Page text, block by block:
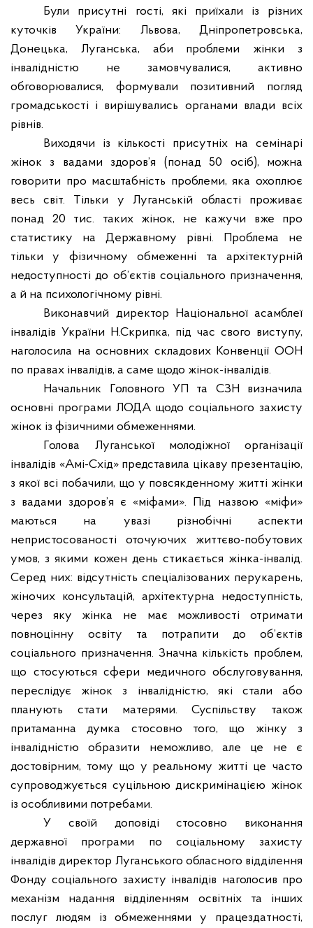
Були присутні гості, які приїхали із різних
куточків України: Львова, Дніпропетровська,
Донецька, Луганська, аби проблеми жінки з
інвалідністю не замовчувалися, активно
обговорювалися, формували позитивний погляд
громадськості і вирішувались органами влади всіх
рівнів.
Виходячи із кількості присутніх на семінарі
жінок з вадами здоров’я (понад
50 осіб), можна
говорити про масштабність проблеми, яка охоплює
весь світ. Тільки у Луганській області проживає
понад 20 тис. таких жінок, не кажучи вже про
статистику на Державному рівні. Проблема не
тільки у фізичному обмеженні та архітектурній
недоступності до об’єктів соціального призначення,
а й на психологічному рівні.
Виконавчий директор Національної асамблеї
інвалідів України Н.Скрипка, під час свого виступу,
наголосила на основних складових Конвенції ООН
по правах інвалідів, а саме щодо жінок-інвалідів.
Начальник Головного УП та СЗН визначила
основні програми ЛОДА щодо соціального захисту
жінок із фізичними обмеженнями.
Голова Луганської молодіжної організації
інвалідів «Амі-Схід» представила цікаву презентацію,
з якої всі побачили, що у повсякденному житті жінки
з вадами здоров’я є «міфами». Під назвою «міфи»
маються на увазі різнобічні аспекти
непристосованості оточуючих життєво-побутових
умов, з якими кожен день стикається жінка-інвалід.
Серед них: відсутність спеціалізованих перукарень,
жіночих консультацій, архітектурна недоступність,
через яку жінка не має можливості отримати
повноцінну освіту та потрапити до об’єктів
соціального призначення. Значна кількість проблем,
що стосуються сфери медичного обслуговування,
переслідує жінок з інвалідністю, які стали або
планують стати матерями. Суспільству також
притаманна думка стосовно того, що жінку з
інвалідністю образити неможливо, але це не є
достовірним, тому що у реальному житті це часто
супроводжується суцільною дискримінацією жінок
із особливими потребами.
У своїй доповіді стосовно виконання
державної програми по соціальному захисту
інвалідів директор Луганського обласного відділення
Фонду соціального захисту інвалідів наголосив про
механізм надання відділенням освітніх та інших
послуг людям із обмеженнями у працездатності,